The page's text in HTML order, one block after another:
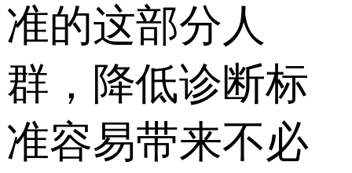
准的这部分人
群，降低诊断标
准容易带来不必